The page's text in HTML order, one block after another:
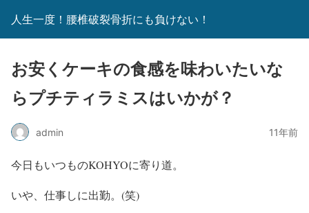
人生一度！腰椎破裂骨折にも負けない！
お安くケーキの食感を味わいたいな
らプチティラミスはいかが？
admin 11年前
今日もいつものKOHYOに寄り道。
いや、仕事しに出勤。(笑)